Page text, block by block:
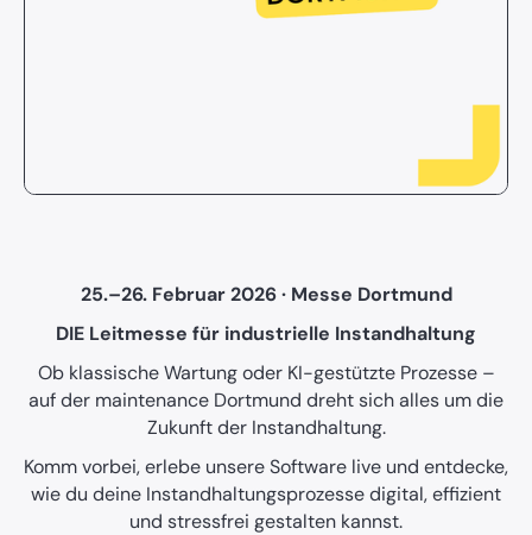
25.–26. Februar 2026 · Messe Dortmund
DIE Leitmesse für industrielle Instandhaltung
Ob klassische Wartung oder KI-gestützte Prozesse –
auf der maintenance Dortmund dreht sich alles um die
Zukunft der Instandhaltung.
Komm vorbei, erlebe unsere Software live und entdecke,
wie du deine Instandhaltungsprozesse digital, effizient
und stressfrei gestalten kannst.